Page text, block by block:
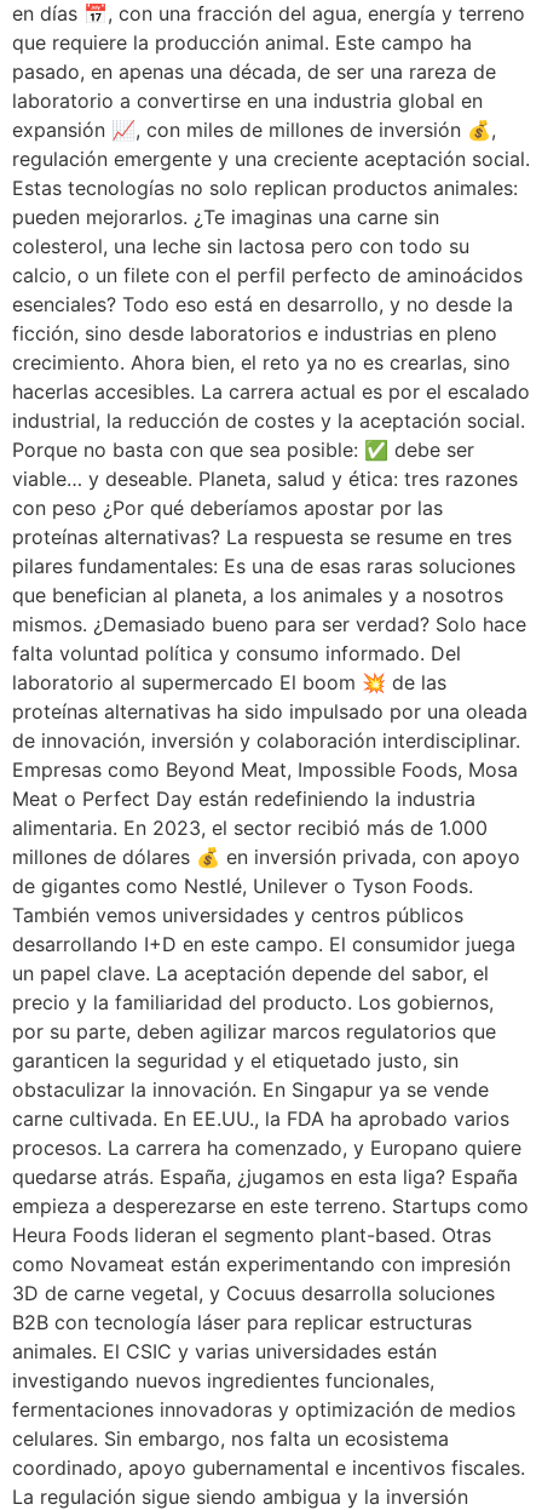
en días 📅, con una fracción del agua, energía y terreno
que requiere la producción animal. Este campo ha
pasado, en apenas una década, de ser una rareza de
laboratorio a convertirse en una industria global en
expansión 📈, con miles de millones de inversión 💰,
regulación emergente y una creciente aceptación social.
Estas tecnologías no solo replican productos animales:
pueden mejorarlos. ¿Te imaginas una carne sin
colesterol, una leche sin lactosa pero con todo su
calcio, o un filete con el perfil perfecto de aminoácidos
esenciales? Todo eso está en desarrollo, y no desde la
ficción, sino desde laboratorios e industrias en pleno
crecimiento. Ahora bien, el reto ya no es crearlas, sino
hacerlas accesibles. La carrera actual es por el escalado
industrial, la reducción de costes y la aceptación social.
Porque no basta con que sea posible: ✅ debe ser
viable… y deseable. Planeta, salud y ética: tres razones
con peso ¿Por qué deberíamos apostar por las
proteínas alternativas? La respuesta se resume en tres
pilares fundamentales: Es una de esas raras soluciones
que benefician al planeta, a los animales y a nosotros
mismos. ¿Demasiado bueno para ser verdad? Solo hace
falta voluntad política y consumo informado. Del
laboratorio al supermercado El boom 💥 de las
proteínas alternativas ha sido impulsado por una oleada
de innovación, inversión y colaboración interdisciplinar.
Empresas como Beyond Meat, Impossible Foods, Mosa
Meat o Perfect Day están redefiniendo la industria
alimentaria. En 2023, el sector recibió más de 1.000
millones de dólares 💰 en inversión privada, con apoyo
de gigantes como Nestlé, Unilever o Tyson Foods.
También vemos universidades y centros públicos
desarrollando I+D en este campo. El consumidor juega
un papel clave. La aceptación depende del sabor, el
precio y la familiaridad del producto. Los gobiernos,
por su parte, deben agilizar marcos regulatorios que
garanticen la seguridad y el etiquetado justo, sin
obstaculizar la innovación. En Singapur ya se vende
carne cultivada. En EE.UU., la FDA ha aprobado varios
procesos. La carrera ha comenzado, y Europano quiere
quedarse atrás. España, ¿jugamos en esta liga? España
empieza a desperezarse en este terreno. Startups como
Heura Foods lideran el segmento plant-based. Otras
como Novameat están experimentando con impresión
3D de carne vegetal, y Cocuus desarrolla soluciones
B2B con tecnología láser para replicar estructuras
animales. El CSIC y varias universidades están
investigando nuevos ingredientes funcionales,
fermentaciones innovadoras y optimización de medios
celulares. Sin embargo, nos falta un ecosistema
coordinado, apoyo gubernamental e incentivos fiscales.
La regulación sigue siendo ambigua y la inversión